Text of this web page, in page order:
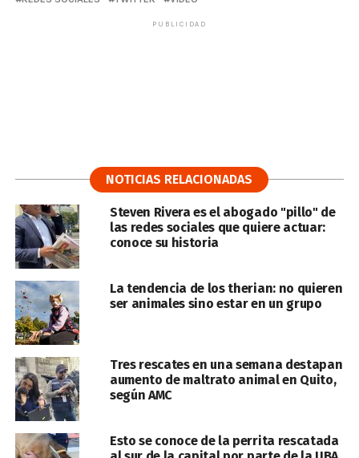
PUBLICIDAD
NOTICIAS RELACIONADAS
Steven Rivera es el abogado "pillo" de
las redes sociales que quiere actuar:
conoce su historia
La tendencia de los therian: no quieren
ser animales sino estar en un grupo
Tres rescates en una semana destapan
aumento de maltrato animal en Quito,
según AMC
Esto se conoce de la perrita rescatada